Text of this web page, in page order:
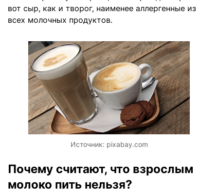
вот сыр, как и творог, наименее аллергенные из
всех молочных продуктов.
Источник: pixabay.com
Почему считают, что взрослым
молоко пить нельзя?